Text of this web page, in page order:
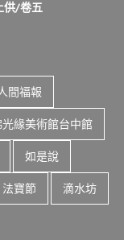
供/卷五
間福報
緣美術館台中館
如是說
法寶節 滴水坊